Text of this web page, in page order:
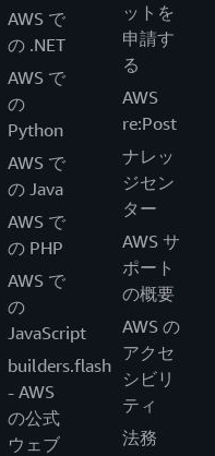
AWS で
の .NET
AWS で
の
Python
AWS で
の Java
AWS で
の PHP
AWS で
の
JavaScript
builders.flash
- AWS
の公式
ウェブ
ットを
申請す
る
AWS
re:Post
ナレッ
ジセン
ター
AWS サ
ポート
の概要
AWS の
アクセ
シビリ
ティ
法務